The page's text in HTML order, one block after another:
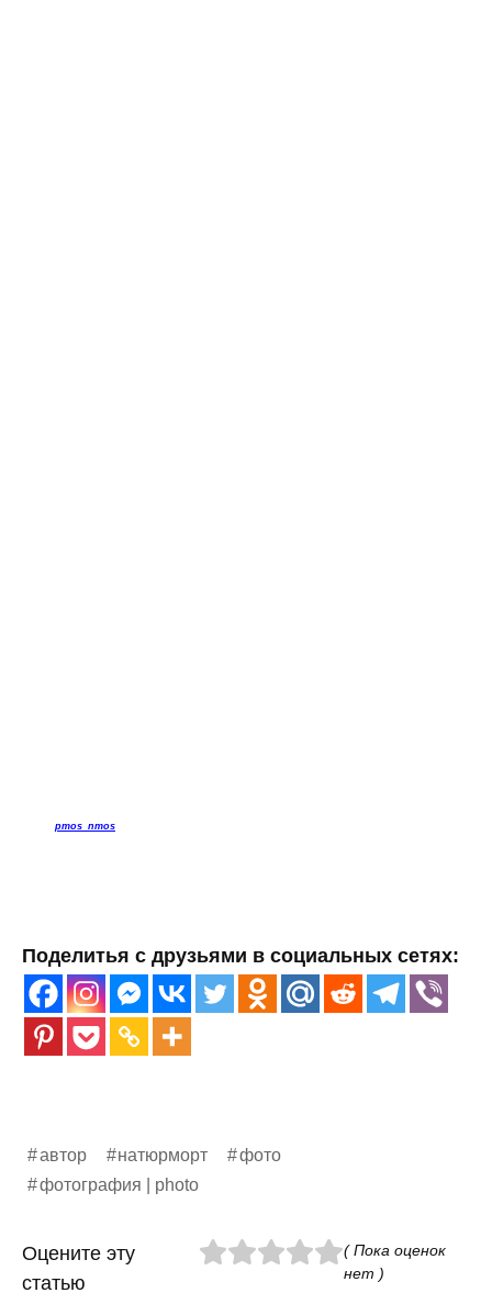
pmos_nmos
Поделитья с друзьями в социальных сетях:
автор натюрморт
фото
фотография | photo
Оцените эту
статью
( Пока оценок
нет )